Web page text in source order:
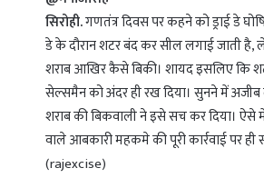
सिरोही.गणतंत्र दिवस पर कहने को ड्राई डे
डे के दौरान शटर बंद कर सील लगाई जाती है,
शराब आखिर कैसे बिकी। शायद इसलिए कि
सेल्समैन को अंदर ही रख दिया। सुनने में अजीब
शराब की बिकवाली ने इसे सच कर दिया। ऐसे
वाले आबकारी महकमे की पूरी कार्रवाई पर ही
(rajexcise)